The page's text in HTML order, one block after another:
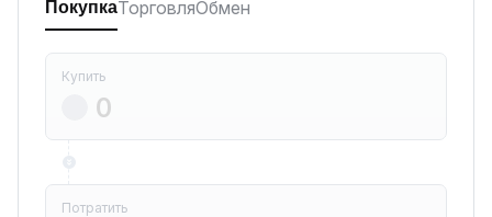
ПокупкаТорговляОбмен
Купить
Потратить